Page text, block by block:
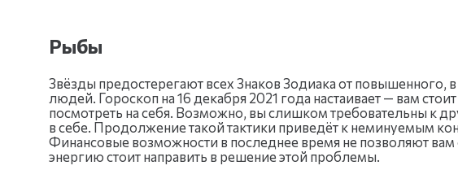
Рыбы
Звёзды предостерегают всех Знаков Зодиака от повышенного,
людей. Гороскоп на 16 декабря 2021 года настаивает — вам
посмотреть на себя. Возможно, вы слишком требовательны к
в себе. Продолжение такой тактики приведёт к неминуемым
Финансовые возможности в последнее время не позволяют
энергию стоит направить в решение этой проблемы.